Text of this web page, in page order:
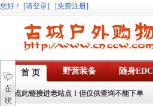
您好 ！ [请登录] [免费注册]
首 页 野营装备 随身EDC
点此链接进老站点！但仅供查询不能下单